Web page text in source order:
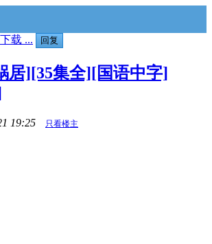
载 ... 回复
居][35集全][国语中字]
19:25 只看楼主